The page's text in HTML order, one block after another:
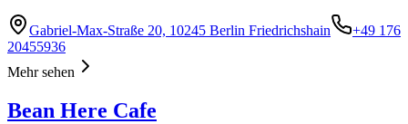
Gabriel-Max-Straße 20, 10245 Berlin Friedrichshain
+49 176
20455936
Mehr sehen
Bean Here Cafe